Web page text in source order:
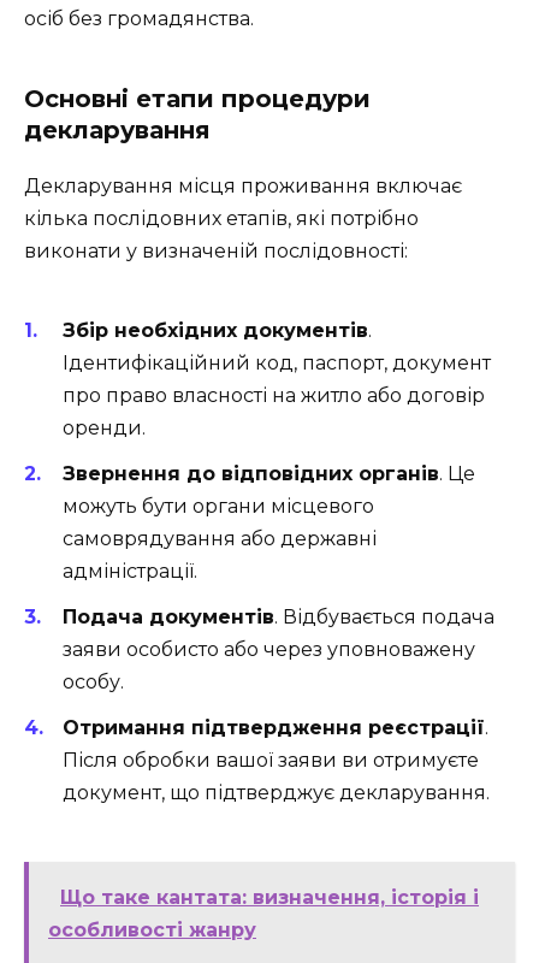
осіб без громадянства.
Основні етапи процедури
декларування
Декларування місця проживання включає
кілька послідовних етапів, які потрібно
виконати у визначеній послідовності:
Збір необхідних документів.
Ідентифікаційний код, паспорт, документ
про право власності на житло або договір
оренди.
Звернення до відповідних органів. Це
можуть бути органи місцевого
самоврядування або державні
адміністрації.
Подача документів. Відбувається подача
заяви особисто або через уповноважену
особу.
Отримання підтвердження реєстрації.
Після обробки вашої заяви ви отримуєте
документ, що підтверджує декларування.
Що таке кантата: визначення, історія і
особливості жанру